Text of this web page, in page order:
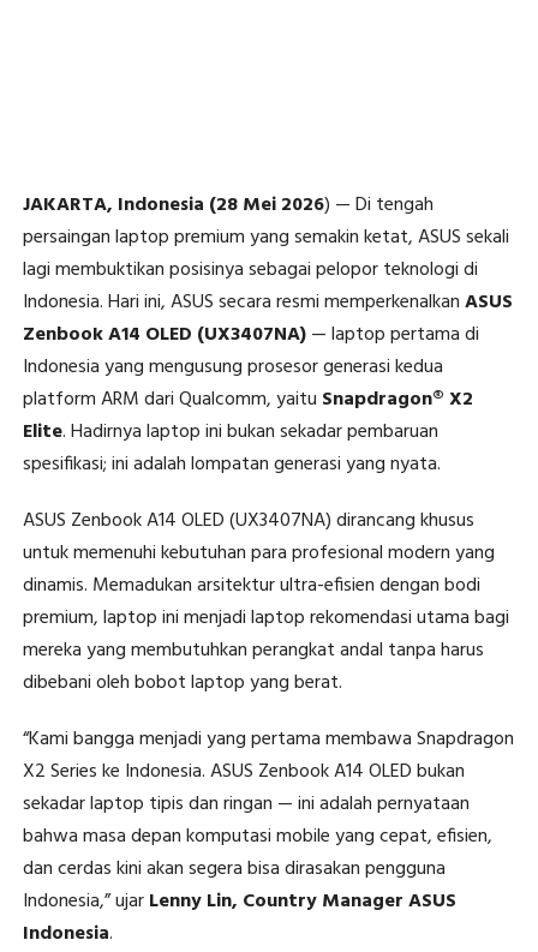
JAKARTA, Indonesia (28 Mei 2026) — Di tengah
persaingan laptop premium yang semakin ketat, ASUS sekali
lagi membuktikan posisinya sebagai pelopor teknologi di
Indonesia. Hari ini, ASUS secara resmi memperkenalkanASUS
Zenbook A14 OLED (UX3407NA)— laptop pertama di
Indonesia yang mengusung prosesor generasi kedua
platform ARM dari Qualcomm, yaitu Snapdragon® X2
Elite. Hadirnya laptop ini bukan sekadar pembaruan
spesifikasi; ini adalah lompatan generasi yang nyata.
ASUS Zenbook A14 OLED (UX3407NA) dirancang khusus
untuk memenuhi kebutuhan para profesional modern yang
dinamis. Memadukan arsitektur ultra-efisien dengan bodi
premium, laptop ini menjadi laptop rekomendasi utama bagi
mereka yang membutuhkan perangkat andal tanpa harus
dibebani oleh bobot laptop yang berat.
“Kami bangga menjadi yang pertama membawa Snapdragon
X2 Series ke Indonesia. ASUS Zenbook A14 OLED bukan
sekadar laptop tipis dan ringan — ini adalah pernyataan
bahwa masa depan komputasi mobile yang cepat, efisien,
dan cerdas kini akan segera bisa dirasakan pengguna
Indonesia,” ujarLenny Lin, Country Manager ASUS
Indonesia.